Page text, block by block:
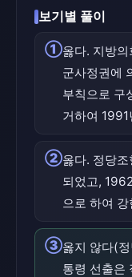
보기별 풀이
①옳다. 지방
군사정권에
부칙으로 구
거하여
②옳다. 정당
되었고,
으로 하여
③옳지 않다(
통령 선출은